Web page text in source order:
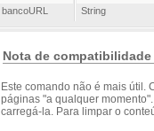
bancoURL
String
Nota de compatibilidade
Este comando não é mais útil.
páginas "a qualquer
carregá-la. Para limpar o